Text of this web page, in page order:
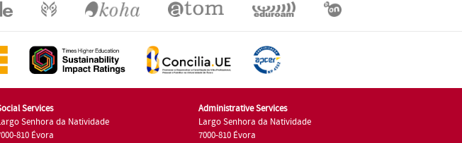
Services
Senhora da Natividade
810 Évora
Administrative Services
Largo Senhora da Natividade
7000-810 Évora